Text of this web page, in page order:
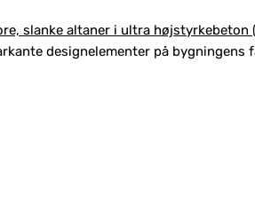
slanke altaner i ultra højstyrkebeton
designelementer på bygningens